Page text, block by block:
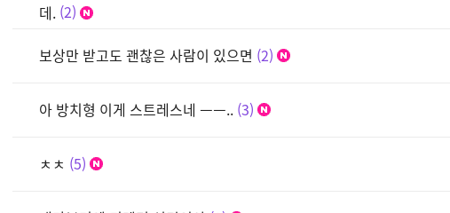
데. 2
보상만 받고도 괜찮은 사람이 있으면 2
아 방치형 이게 스트레스네 ㅡㅡ.. 3
ㅊㅊ 5